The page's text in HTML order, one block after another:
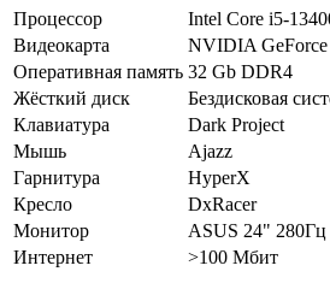
Процессор
Intel Core i5-
Видеокарта
NVIDIA
Оперативная память 32 Gb DDR4
Жёсткий диск
Бездисковая
Клавиатура
Dark Project
Мышь
Ajazz
Гарнитура
HyperX
Кресло
DxRacer
Монитор
ASUS 24" 280Гц
Интернет
>100 Мбит